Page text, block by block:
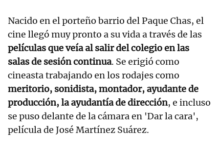
Nacido en el porteño barrio del Paque Chas, el
cine llegó muy pronto a su vida a través de las
películas que veía al salir del colegio en las
salas de sesión continua. Se erigió como
cineasta trabajando en los rodajes como
meritorio, sonidista, montador, ayudante de
producción, la ayudantía de dirección, e incluso
se puso delante de la cámara en 'Dar la cara',
película de José Martínez Suárez.